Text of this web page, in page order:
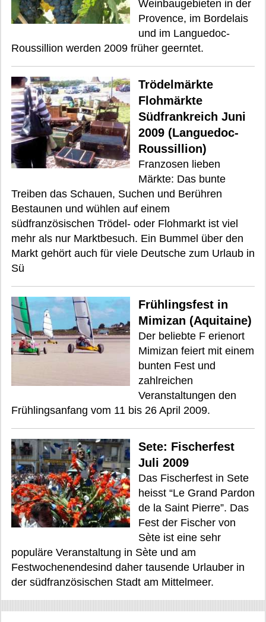
Weinbaugebieten in der
Provence, im Bordelais
und im Languedoc-
Roussillion werden 2009 früher geerntet.
Trödelmärkte
Flohmärkte
Südfrankreich Juni
2009 (Languedoc-
Roussillion)
Franzosen lieben
Märkte: Das bunte
Treiben das Schauen, Suchen und Berühren
Bestaunen und wühlen auf einem
südfranzösischen Trödel- oder Flohmarkt ist viel
mehr als nur Marktbesuch. Ein Bummel über den
Markt gehört auch für viele Deutsche zum Urlaub in
Sü
Frühlingsfest in
Mimizan (Aquitaine)
Der beliebte F erienort
Mimizan feiert mit einem
bunten Fest und
zahlreichen
Veranstaltungen den
Frühlingsanfang vom 11 bis 26 April 2009.
Sete: Fischerfest
Juli 2009
Das Fischerfest in Sete
heisst “Le Grand Pardon
de la Saint Pierre”. Das
Fest der Fischer von
Sète ist eine sehr
populäre Veranstaltung in Sète und am
Festwochenendesind daher tausende Urlauber in
der südfranzösischen Stadt am Mittelmeer.